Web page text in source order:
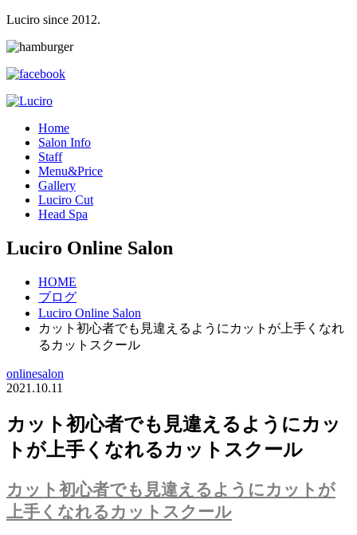
Luciro since 2012.
Home
Salon Info
Staff
Menu&Price
Gallery
Luciro Cut
Head Spa
Luciro Online Salon
HOME
ブログ
Luciro Online Salon
カット初心者でも見違えるようにカットが上手くなれ
るカットスクール
onlinesalon
2021.10.11
カット初心者でも見違えるようにカッ
トが上手くなれるカットスクール
カット初心者でも見違えるようにカットが
上手くなれるカットスクール